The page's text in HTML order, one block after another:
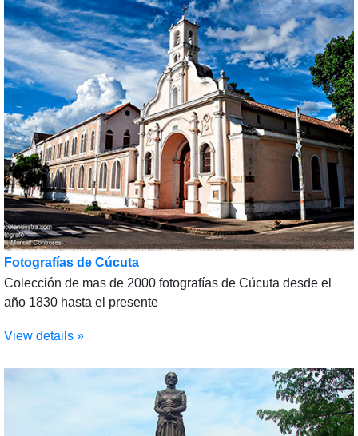
Fotografías de Cúcuta
Colección de mas de 2000 fotografías de Cúcuta desde el
año 1830 hasta el presente
View details »